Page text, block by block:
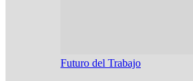
Futuro del Trabajo